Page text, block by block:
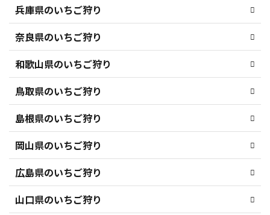
兵庫県のいちご狩り
奈良県のいちご狩り
和歌山県のいちご狩り
鳥取県のいちご狩り
島根県のいちご狩り
岡山県のいちご狩り
広島県のいちご狩り
山口県のいちご狩り